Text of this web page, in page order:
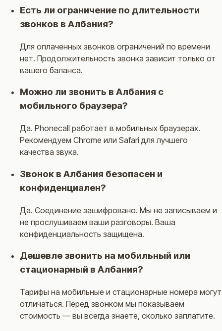
Есть ли ограничение по длительности
звонков в Албания?
Для оплаченных звонков ограничений по времени
нет. Продолжительность звонка зависит только от
вашего баланса.
Можно ли звонить в Албания с
мобильного браузера?
Да. Phonecall работает в мобильных браузерах.
Рекомендуем Chrome или Safari для лучшего
качества звука.
Звонок в Албания безопасен и
конфиденциален?
Да. Соединение зашифровано. Мы не записываем и
не прослушиваем ваши разговоры. Ваша
конфиденциальность защищена.
Дешевле звонить на мобильный или
стационарный в Албания?
Тарифы на мобильные и стационарные номера могут
отличаться. Перед звонком мы показываем
стоимость — вы всегда знаете, сколько заплатите.